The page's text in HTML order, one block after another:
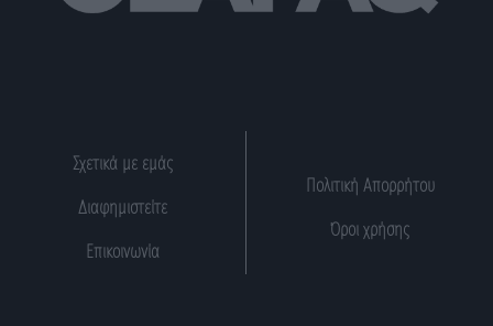
Σχετικά με εμάς
Διαφημιστείτε
Επικοινωνία
Πολιτική Απορρήτου
Όροι χρήσης